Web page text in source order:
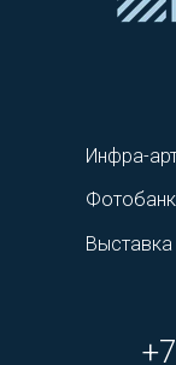
Инфра-
Фотобанк
Выставка